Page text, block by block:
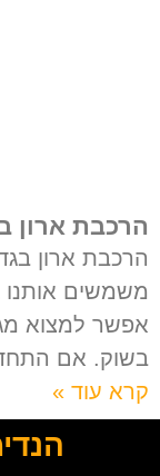
הרכבת ארון
הרכבת ארון
משמשים אותנו
אפשר למצוא
בשוק. אם
קרא עוד »